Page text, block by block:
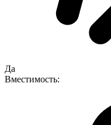
Да
Вместимость: